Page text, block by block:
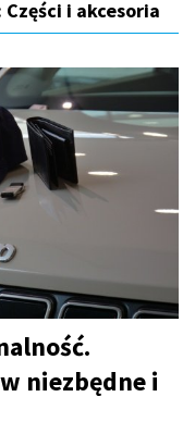
i akcesoria
niezbędne i